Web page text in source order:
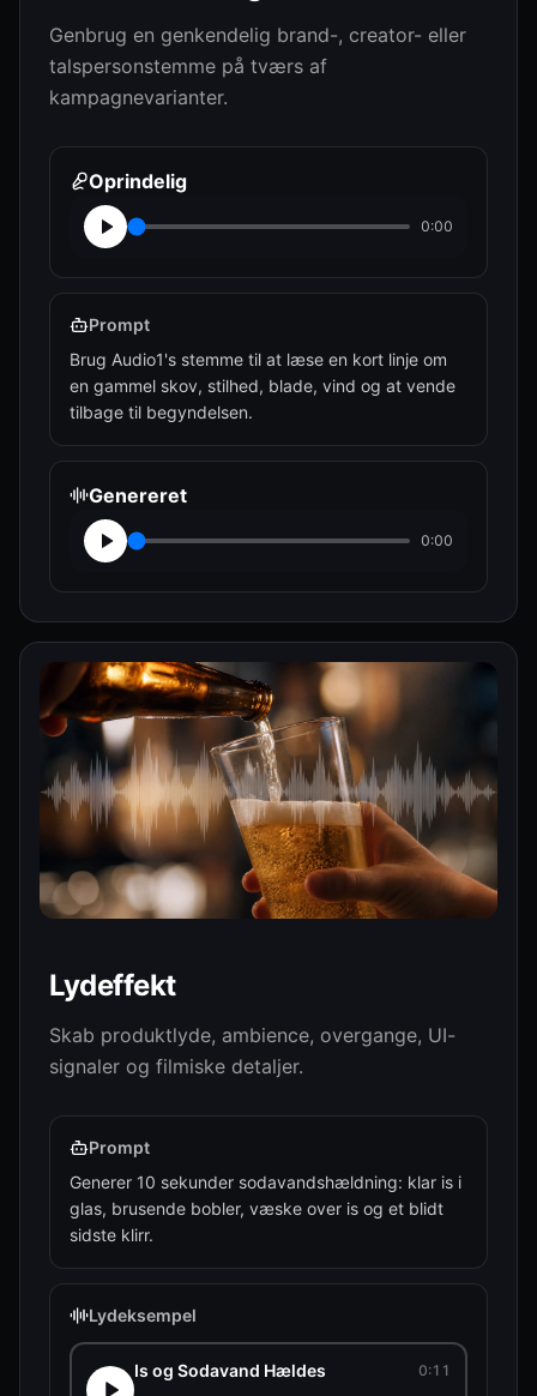
Genbrug en genkendelig brand-, creator- eller
talspersonstemme på tværs af
kampagnevarianter.
Oprindelig
0:00
Prompt
Brug Audio1's stemme til at læse en kort linje om
en gammel skov, stilhed, blade, vind og at vende
tilbage til begyndelsen.
Genereret
0:00
Lydeffekt
Skab produktlyde, ambience, overgange, UI-
signaler og filmiske detaljer.
Prompt
Generer 10 sekunder sodavandshældning: klar is i
glas, brusende bobler, væske over is og et blidt
sidste klirr.
Lydeksempel
Is og Sodavand Hældes
0:11